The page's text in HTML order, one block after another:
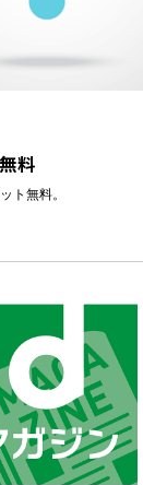
料
ト無料。